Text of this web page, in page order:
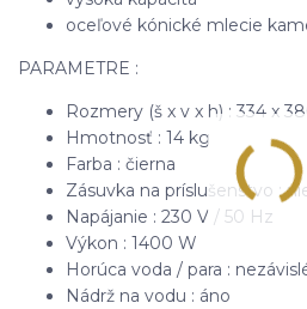
oceľové kónické mlecie
PARAMETRE :
Rozmery (š x v x h) : 334 x
Hmotnosť : 14 kg
Farba : čierna
Zásuvka na príslušenstvo :
Napájanie : 230 V / 50 Hz
Výkon : 1400 W
Horúca voda / para :
Nádrž na vodu : áno